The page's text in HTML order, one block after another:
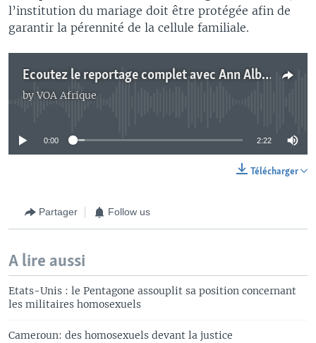
l’institution du mariage doit être protégée afin de
garantir la pérennité de la cellule familiale.
Ecoutez le reportage complet avec Ann Albertson
byVOA Afrique
No media source currently available
0:00 2:22
Télécharger
Partager Follow us
A lire aussi
Etats-Unis : le Pentagone assouplit sa position concernant
les militaires homosexuels
Cameroun: des homosexuels devant la justice